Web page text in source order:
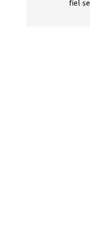
fiel